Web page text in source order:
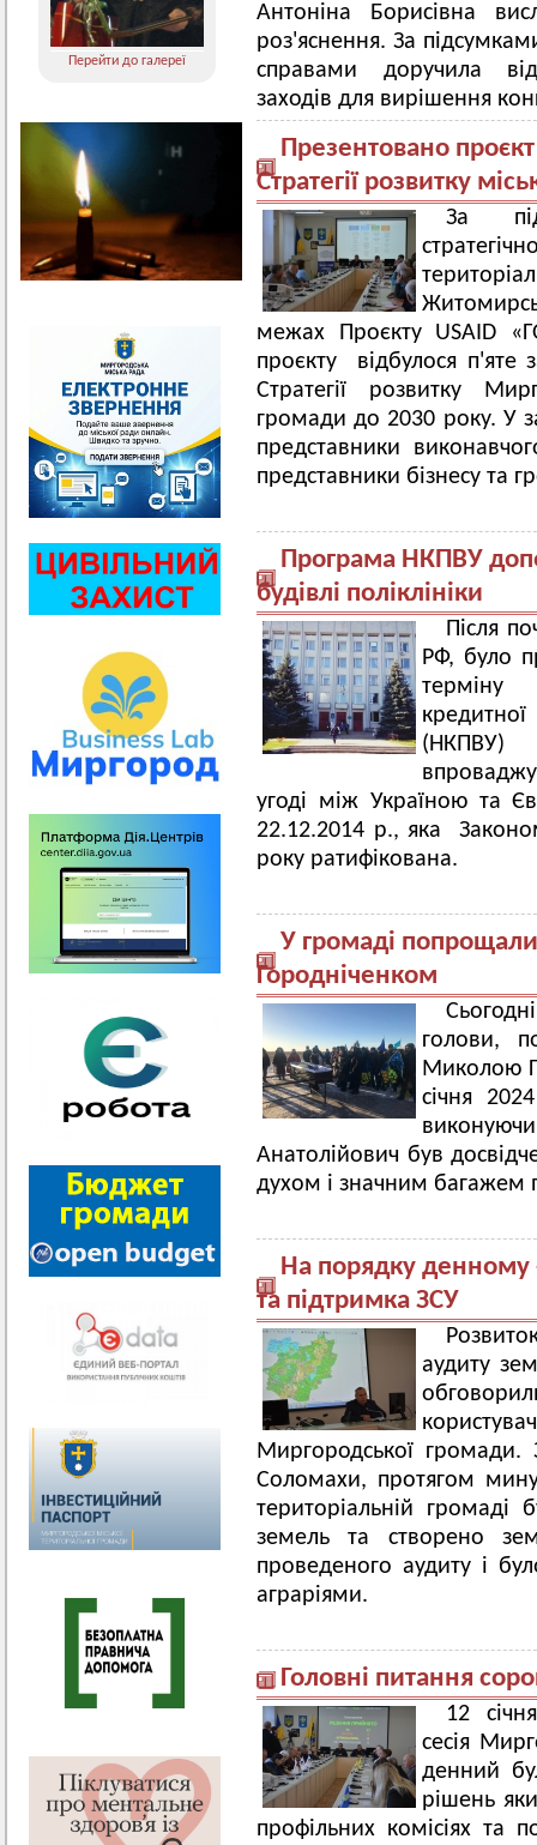
Перейти до галереї
Антоніна Борисівна
роз'яснення. За
справами доручила
заходів для вирішення
Презентовано проєкт
Стратегії розвитку
За
межах Проєкту USAID
проєкту відбулося п'яте
Стратегії розвитку
громади до 2030 року. У
представники
представники бізнесу та
Програма НКПВУ
будівлі поліклініки
Після
РФ, було
терміну
(НКПВУ)
угоді між Україною та
22.12.2014 р., яка
року ратифікована.
У громаді
Городніченком
голови,
Миколою
січня
Анатолійович був
духом і значним багажем
На порядку денному
та підтримка ЗСУ
аудиту
Миргородської громади.
Соломахи, протягом
територіальній громаді
земель та створено
проведеного аудиту і
аграріями.
Головні питання
12
сесія
денний
рішень
профільних комісіях та